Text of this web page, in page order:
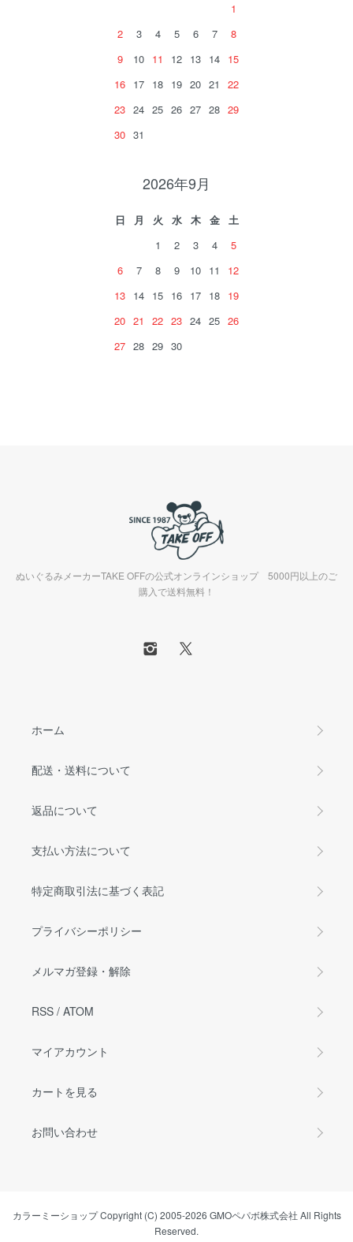
1
2
3 4 5 6 7
8
9
10 11 12 13 14 15
16 17 18 19 20 21
22
23 24 25 26 27 28 29
30 31
2026年9月
日 月 火 水 木 金
土
1
2 3 4
5
6
7 8 9 10 11
12
13 14 15 16 17 18 19
20 21 22 23 24 25 26
27 28 29 30
ぬいぐるみメーカーTAKE OFFの公式オンラインショップ 5000円以上のご
購入で送料無料！
ホーム
配送・送料について
返品について
支払い方法について
特定商取引法に基づく表記
プライバシーポリシー
メルマガ登録・解除
RSS / ATOM
マイアカウント
カートを見る
お問い合わせ
カラーミーショップCopyright (C) 2005-2026 GMOペパボ株式会社 All Rights
Reserved.